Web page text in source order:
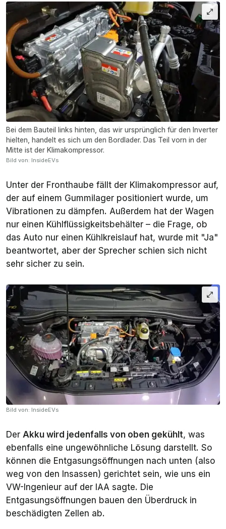
Bei dem Bauteil links hinten, das wir ursprünglich für den Inverter
hielten, handelt es sich um den Bordlader. Das Teil vorn in der
Mitte ist der Klimakompressor.
Bild von: InsideEVs
Unter der Fronthaube fällt der Klimakompressor auf,
der auf einem Gummilager positioniert wurde, um
Vibrationen zu dämpfen. Außerdem hat der Wagen
nur einen Kühlflüssigkeitsbehälter – die Frage, ob
das Auto nur einen Kühlkreislauf hat, wurde mit "Ja"
beantwortet, aber der Sprecher schien sich nicht
sehr sicher zu sein.
Bild von: InsideEVs
Der Akku wird jedenfalls von oben gekühlt, was
ebenfalls eine ungewöhnliche Lösung darstellt. So
können die Entgasungsöffnungen nach unten (also
weg von den Insassen) gerichtet sein, wie uns ein
VW-Ingenieur auf der IAA sagte. Die
Entgasungsöffnungen bauen den Überdruck in
beschädigten Zellen ab.